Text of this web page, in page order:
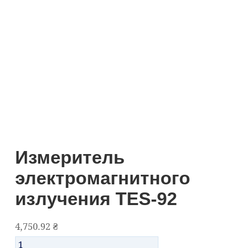
Измеритель
электромагнитного
излучения TES-92
4,750.92 ₴
Количество